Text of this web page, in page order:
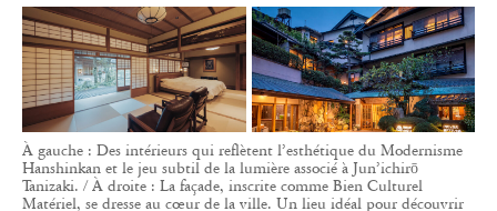
À gauche : Des intérieurs qui reflètent l’esthétique du Modernisme
Hanshinkan et le jeu subtil de la lumière associé à Jun’ichirō
Tanizaki. / À droite : La façade, inscrite comme Bien Culturel
Matériel, se dresse au cœur de la ville. Un lieu idéal pour découvrir